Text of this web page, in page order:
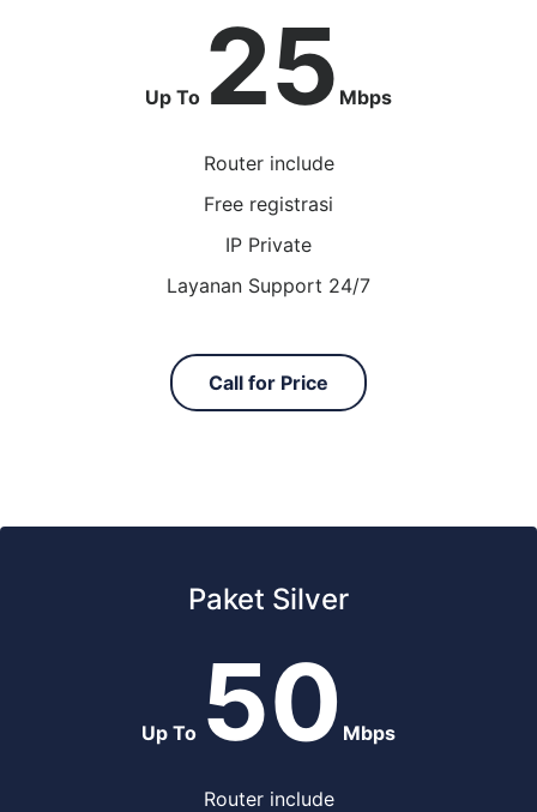
Up To 25 Mbps
Router include
Free registrasi
IP Private
Layanan Support 24/7
Call for Price
Paket Silver
Up To 50 Mbps
Router include